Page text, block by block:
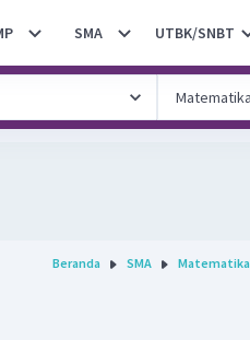
SMA UTBK/SNBT
Beranda SMA Matematika